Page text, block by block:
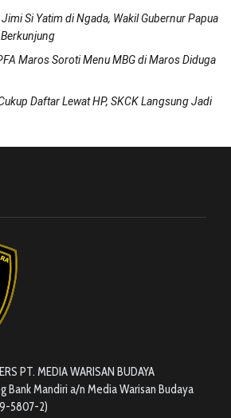
Si Yatim di Ngada, Wakil Gubernur Papua
Maros Soroti Menu MBG di Maros Diduga
Daftar Lewat HP, SKCK Langsung Jadi
PT. MEDIA WARISAN BUDAYA
Bank Mandiri a/n Media Warisan Budaya
5807-2)